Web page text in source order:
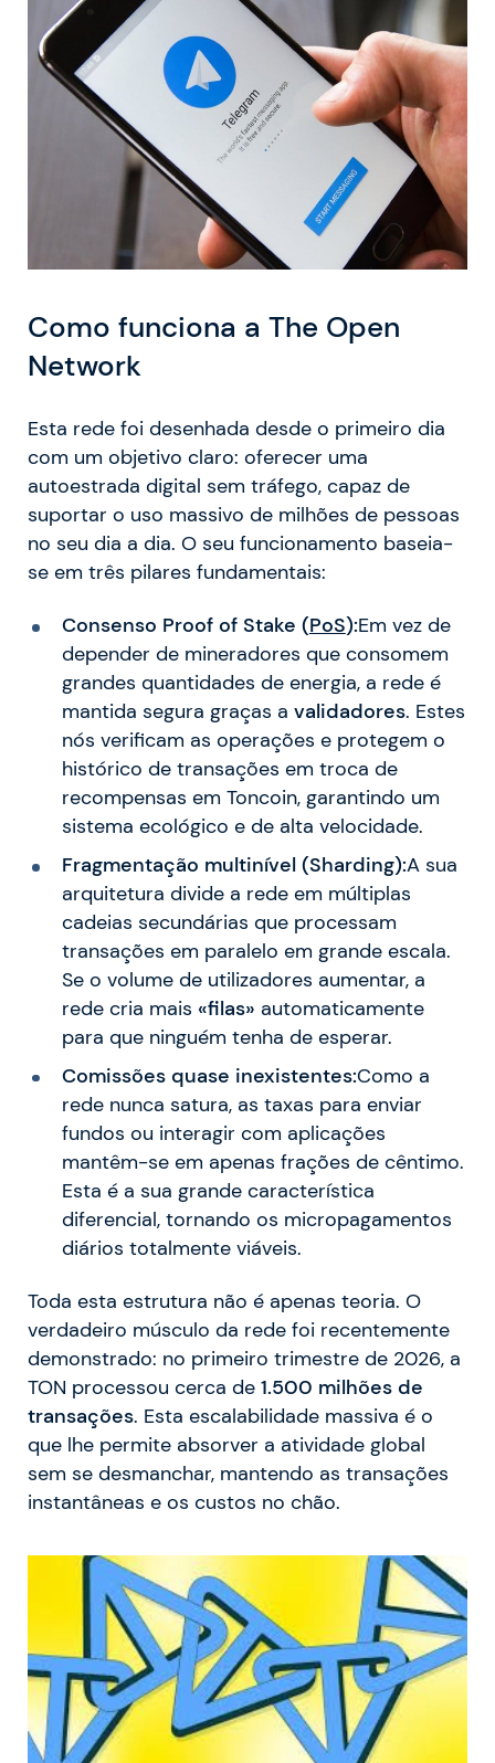
Como funciona a The Open
Network
Esta rede foi desenhada desde o primeiro dia
com um objetivo claro: oferecer uma
autoestrada digital sem tráfego, capaz de
suportar o uso massivo de milhões de pessoas
no seu dia a dia. O seu funcionamento baseia-
se em três pilares fundamentais:
Consenso Proof of Stake (PoS):Em vez de
depender de mineradores que consomem
grandes quantidades de energia, a rede é
mantida segura graças a validadores. Estes
nós verificam as operações e protegem o
histórico de transações em troca de
recompensas em Toncoin, garantindo um
sistema ecológico e de alta velocidade.
Fragmentação multinível (Sharding):A sua
arquitetura divide a rede em múltiplas
cadeias secundárias que processam
transações em paralelo em grande escala.
Se o volume de utilizadores aumentar, a
rede cria mais «filas» automaticamente
para que ninguém tenha de esperar.
Comissões quase inexistentes:Como a
rede nunca satura, as taxas para enviar
fundos ou interagir com aplicações
mantêm-se em apenas frações de cêntimo.
Esta é a sua grande característica
diferencial, tornando os micropagamentos
diários totalmente viáveis.
Toda esta estrutura não é apenas teoria. O
verdadeiro músculo da rede foi recentemente
demonstrado: no primeiro trimestre de 2026, a
TON processou cerca de 1.500 milhões de
transações. Esta escalabilidade massiva é o
que lhe permite absorver a atividade global
sem se desmanchar, mantendo as transações
instantâneas e os custos no chão.